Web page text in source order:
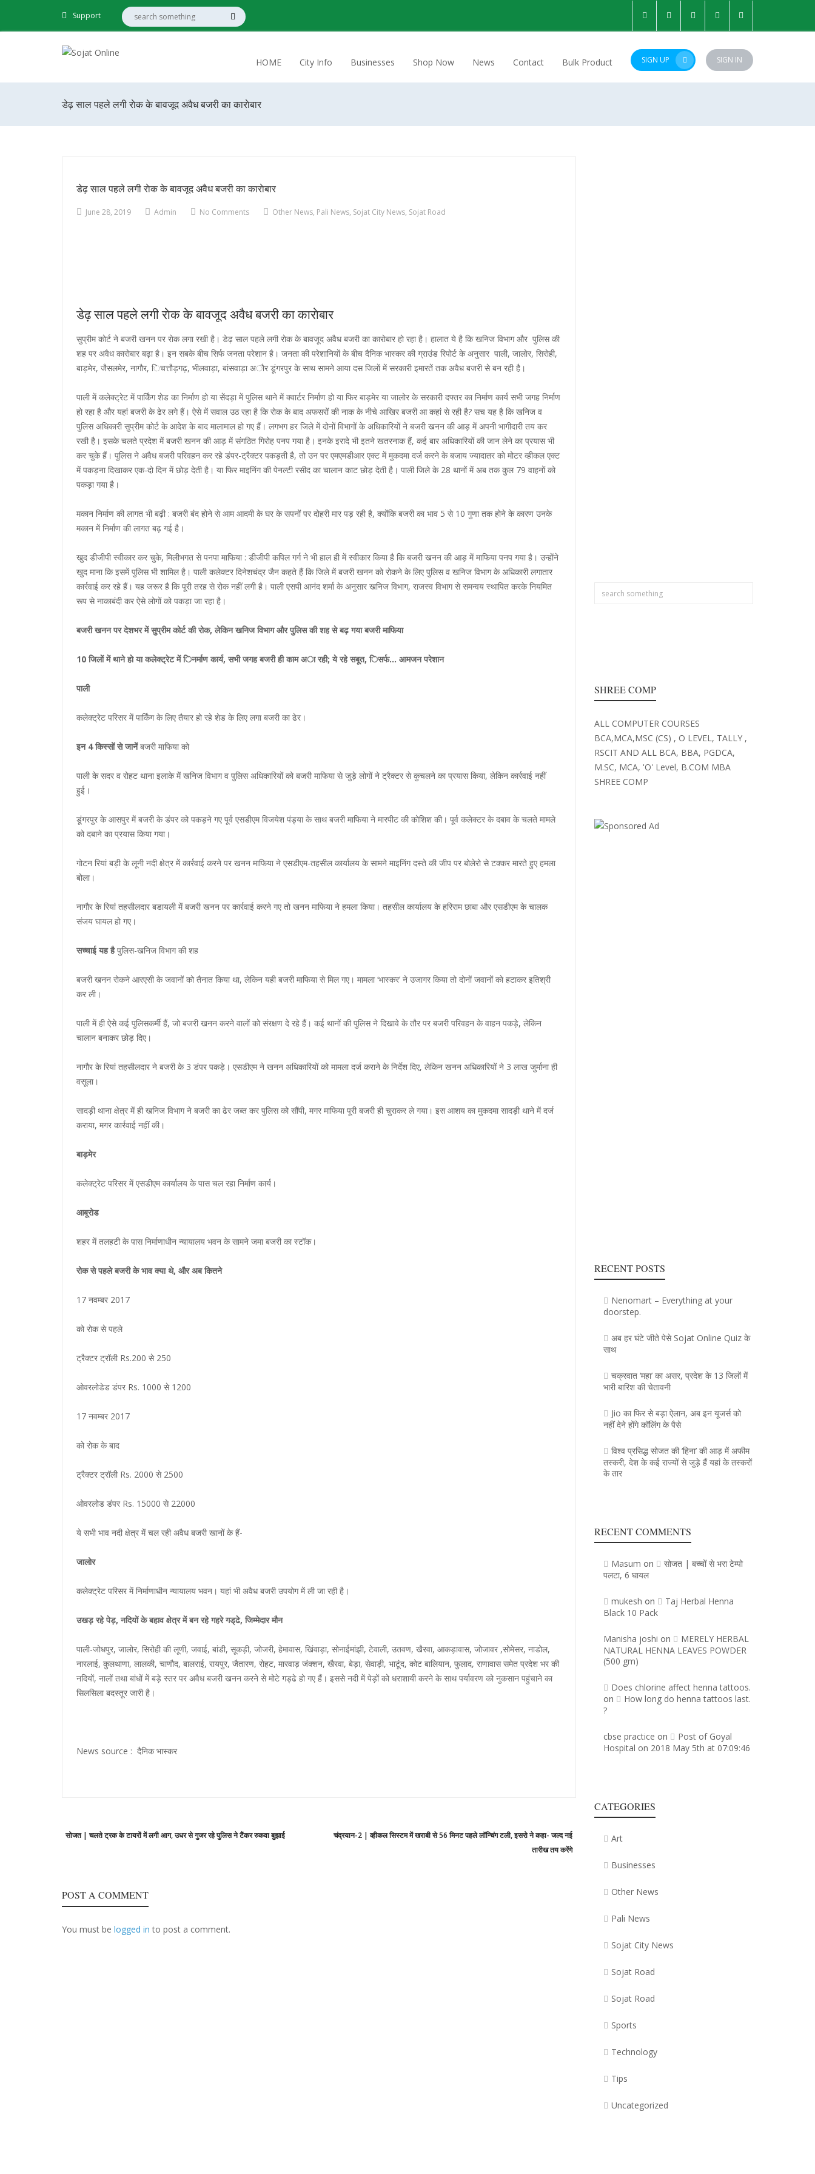
Support
SIGN UP SIGN IN
HOME City Info Businesses Shop Now News Contact Bulk Product
डेढ़ साल पहले लगी राेक के बावजूद अवैध बजरी का काराेबार
डेढ़ साल पहले लगी राेक के बावजूद अवैध बजरी का काराेबार
June 28, 2019 Admin No Comments Other News, Pali News, Sojat City News, Sojat Road
डेढ़ साल पहले लगी राेक के बावजूद अवैध बजरी का काराेबार
सुप्रीम काेर्ट ने बजरी खनन पर राेक लगा रखी है। डेढ़ साल पहले लगी राेक के बावजूद अवैध बजरी का काराेबार हाे रहा है। हालात ये है कि खनिज विभाग और पुलिस की
शह पर अवैध काराेबार बढ़ा है। इन सबके बीच सिर्फ जनता परेशान है। जनता की परेशानियाें के बीच दैनिक भास्कर की ग्राउंड रिपोर्ट के अनुसार पाली, जालाेर, सिराेही,
बाड़मेर, जैसलमेर, नागाैर, िचत्ताैड़गढ़, भीलवाड़ा, बांसवाड़ा अाैर डूंगरपुर के साथ सामने आया दस जिलाें में सरकारी इमारतें तक अवैध बजरी से बन रही है।
पाली में कलेक्ट्रेट में पार्किंग शेड का निर्माण हो या सेंदड़ा में पुलिस थाने में क्वार्टर निर्माण हो या फिर बाड़मेर या जालोर के सरकारी दफ्तर का निर्माण कार्य सभी जगह निर्माण
हो रहा है और यहां बजरी के ढेर लगे हैं। ऐसे में सवाल उठ रहा है कि रोक के बाद अफसरों की नाक के नीचे आखिर बजरी आ कहां से रही है? सच यह है कि खनिज व
पुलिस अधिकारी सुप्रीम काेर्ट के आदेश के बाद मालामाल हो गए हैं। लगभग हर जिले में दोनों विभागों के अधिकारियों ने बजरी खनन की आड़ में अपनी भागीदारी तय कर
रखी है। इसके चलते प्रदेश में बजरी खनन की आड़ में संगठित गिरोह पनप गया है। इनके इरादे भी इतने खतरनाक हैं, कई बार अधिकारियों की जान लेने का प्रयास भी
कर चुके हैं। पुलिस ने अवैध बजरी परिवहन कर रहे डंपर-ट्रैक्टर पकड़ती है, तो उन पर एमएमडीआर एक्ट में मुकदमा दर्ज करने के बजाय ज्यादातर काे मोटर व्हीकल एक्ट
में पकड़ना दिखाकर एक-दो दिन में छोड़ देती है। या फिर माइनिंग की पेनल्टी रसीद का चालान काट छोड़ देती है। पाली जिले के 28 थानों में अब तक कुल 79 वाहनों को
पकड़ा गया है।
मकान निर्माण की लागत भी बढ़ी : बजरी बंद होने से आम आदमी के घर के सपनों पर दोहरी मार पड़ रही है, क्योंकि बजरी का भाव 5 से 10 गुणा तक होने के कारण उनके
मकान में निर्माण की लागत बढ़ गई है।
खुद डीजीपी स्वीकार कर चुके, मिलीभगत से पनपा माफिया : डीजीपी कपिल गर्ग ने भी हाल ही में स्वीकार किया है कि बजरी खनन की आड़ में माफिया पनप गया है। उन्हाेंने
खुद माना कि इसमें पुलिस भी शामिल है। पाली कलेक्टर दिनेशचंद्र जैन कहते हैं कि जिले में बजरी खनन को रोकने के लिए पुलिस व खनिज विभाग के अधिकारी लगातार
कार्रवाई कर रहे हैं। यह जरूर है कि पूरी तरह से रोक नहीं लगी है। पाली एसपी आनंद शर्मा के अनुसार खनिज विभाग, राजस्व विभाग से समन्वय स्थापित करके नियमित
रूप से नाकाबंदी कर ऐसे लोगों को पकड़ा जा रहा है।
बजरी खनन पर देशभर में सुप्रीम कोर्ट की रोक, लेकिन खनिज विभाग और पुलिस की शह से बढ़ गया बजरी माफिया
10 जिलाें में थाने हाे या कलेक्ट्रेट में िनर्माण कार्य, सभी जगह बजरी ही काम अा रही; ये रहे सबूत, िसर्फ… आमजन परेशान
पाली
कलेक्ट्रेट परिसर में पार्किंग के लिए तैयार हो रहे शेड के लिए लगा बजरी का ढेर।
इन 4 किस्सों से जानेंबजरी माफिया को
पाली के सदर व रोहट थाना इलाके में खनिज विभाग व पुलिस अधिकारियों को बजरी माफिया से जुड़े लोगों ने ट्रैक्टर से कुचलने का प्रयास किया, लेकिन कार्रवाई नहीं
हुई।
डूंगरपुर के आसपुर में बजरी के डंपर को पकड़ने गए पूर्व एसडीएम विजयेश पंड्या के साथ बजरी माफिया ने मारपीट की कोशिश की। पूर्व कलेक्टर के दबाव के चलते मामले
को दबाने का प्रयास किया गया।
गोटन रियां बड़ी के लूनी नदी क्षेत्र में कार्रवाई करने पर खनन माफिया ने एसडीएम-तहसील कार्यालय के सामने माइनिंग दस्ते की जीप पर बोलेरो से टक्कर मारते हुए हमला
बोला।
नागौर के रियां तहसीलदार बडायली में बजरी खनन पर कार्रवाई करने गए तो खनन माफिया ने हमला किया। तहसील कार्यालय के हरिराम छाबा और एसडीएम के चालक
संजय घायल हो गए।
सच्चाई यह हैपुलिस-खनिज विभाग की शह
बजरी खनन रोकने आरएसी के जवानों को तैनात किया था, लेकिन यही बजरी माफिया से मिल गए। मामला ‘भास्कर’ ने उजागर किया तो दोनाें जवानों काे हटाकर इतिश्री
कर ली।
पाली में ही ऐसे कई पुलिसकर्मी हैं, जो बजरी खनन करने वालों को संरक्षण दे रहे हैं। कई थानों की पुलिस ने दिखावे के तौर पर बजरी परिवहन के वाहन पकड़े, लेकिन
चालान बनाकर छोड़ दिए।
नागौर के रियां तहसीलदार ने बजरी के 3 डंपर पकड़े। एसडीएम ने खनन अधिकारियों को मामला दर्ज कराने के निर्देश दिए, लेकिन खनन अधिकारियों ने 3 लाख जुर्माना ही
वसूला।
सादड़ी थाना क्षेत्र में ही खनिज विभाग ने बजरी का ढेर जब्त कर पुलिस को सौंपी, मगर माफिया पूरी बजरी ही चुराकर ले गया। इस आशय का मुकदमा सादड़ी थाने में दर्ज
कराया, मगर कार्रवाई नहीं की।
बाड़मेर
कलेक्ट्रेट परिसर में एसडीएम कार्यालय के पास चल रहा निर्माण कार्य।
आबूरोड
शहर में तलहटी के पास निर्माणाधीन न्यायालय भवन के सामने जमा बजरी का स्टॉक।
रोक से पहले बजरी के भाव क्या थे, और अब कितने
17 नवम्बर 2017
को रोक से पहले
ट्रैक्टर ट्रॉली ‌Rs.200 से 250
ओवरलोडेड डंपर Rs. 1000 से 1200
17 नवम्बर 2017
को रोक के बाद
ट्रैक्टर ट्रॉली Rs. 2000 से 2500
ओवरलोड डंपर Rs. 15000 से 22000
ये सभी भाव नदी क्षेत्र में चल रही अवैध बजरी खानों के हैं-
जालोर
कलेक्ट्रेट परिसर में निर्माणाधीन न्यायालय भवन। यहां भी अवैध बजरी उपयोग में ली जा रही है।
उखड़ रहे पेड़, नदियों के बहाव क्षेत्र में बन रहे गहरे गड्‌ढे, जिम्मेदार मौन
पाली-जोधपुर, जालोर, सिरोही की लूणी, जवाई, बांडी, सूकड़ी, जोजरी, हेमावास, खिंवाड़ा, सोनाईमांझी, टेवाली, उतवण, खैरवा, आकड़ावास, जोजावर ,सोमेसर, नाडोल,
नारलाई, कुलथाणा, लालकी, चाणौद, बालराई, रायपुर, जैतारण, रोहट, मारवाड़ जंक्शन, खैरवा, बेड़ा, सेवाड़ी, भाटूंद, कोट बालियान, फुलाद, राणावास समेत प्रदेश भर की
नदियों, नालों तथा बांधों में बड़े स्तर पर अवैध बजरी खनन करने से मोटे गड्ढे हो गए हैं। इससे नदी में पेड़ों को धराशायी करने के साथ पर्यावरण को नुकसान पहुंचाने का
सिलसिला बदस्तूर जारी है।
News source : दैनिक भास्कर
Post
Previous
सोजत | चलते ट्रक के टायरों में लगी आग, उधर से गुजर रहे पुलिस ने टैंकर रुकवा बुझाई
चंद्रयान-2 | व्हीकल सिस्टम में खराबी से 56 मिनट पहले लॉन्चिंग टली, इसरो ने कहा- जल्द नई
तारीख तय करेंगे
POST A COMMENT
You must be logged in to post a comment.
SHREE COMP
ALL COMPUTER COURSES
BCA,MCA,MSC (CS) , O LEVEL, TALLY ,
RSCIT AND ALL BCA, BBA, PGDCA,
M.SC, MCA, 'O' Level, B.COM MBA
SHREE COMP
RECENT POSTS
Nenomart – Everything at your
doorstep.
अब हर घंटे जीते पेसे Sojat Online Quiz के
साथ
चक्रवात ‘महा’ का असर, प्रदेश के 13 जिलाें में
भारी बारिश की चेतावनी
Jio का फिर से बड़ा ऐलान, अब इन यूजर्स को
नहीं देने होंगे कॉलिंग के पैसे
विश्व प्रसिद्ध सोजत की ‘हिना’ की आड़ में अफीम
तस्करी, देश के कई राज्यों से जुड़े हैं यहां के तस्करों
के तार
RECENT COMMENTS
Masum on
सोजत | बच्चों से भरा टेम्पो
पलटा, 6 घायल
mukesh on
Taj Herbal Henna
Black 10 Pack
Manisha joshi on
MERELY HERBAL
NATURAL HENNA LEAVES POWDER
(500 gm)
Does chlorine affect henna tattoos.
on
How long do henna tattoos last.
?
cbse practice on
Post of Goyal
Hospital on 2018 May 5th at 07:09:46
CATEGORIES
Art
Businesses
Other News
Pali News
Sojat City News
Sojat Road
Sojat Road
Sports
Technology
Tips
Uncategorized